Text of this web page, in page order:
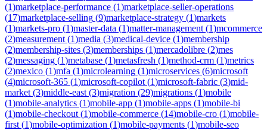
(1)marketplace-performance (1)marketplace-seller-operations
(17)marketplace-selling (9)marketplace-strategy (1)markets
(1)markets-pro (1)master-data (1)matter-management (1)mcommerce
(2)measurement (1)media (3)medical-device (1)membership
(2)membership-sites (3)memberships (1)mercadolibre (2)mes
(2)messaging (1)metabase (1)metasfresh (1)method-crm (1)metrics
(2)mexico (1)mfa (1)microlearning (1)microservices (6)microsoft
(4)microsoft-365 (1)microsoft-copilot (1)microsoft-fabric (3)mid-
market (3)middle-east (3)migration (29)migrations (1)mobile
(1)mobile-analytics (1)mobile-app (1)mobile-apps (1)mobile-bi
(1)mobile-checkout (1)mobile-commerce (14)mobile-cro (1)mobile-
first (1)mobile-optimization (1)mobile-payments (1)mobile-seo